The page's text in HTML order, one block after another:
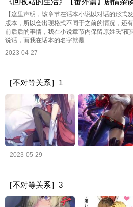
【这里声明，该章节在话本小说以对话的形式
版本，所以会出现格式不同于之前的情况，还
前后后的事情，我在小说章节内保留原姓氏“夜
说话，而我在话本的名字就是...
2023-04-27
［不对等关系］1
2023-05-29
［不对等关系］3